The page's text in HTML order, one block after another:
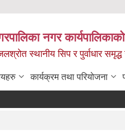
नगर
स्थानीय सिप र पुर्वाधार
कार्यक्रम तथा परियोजना